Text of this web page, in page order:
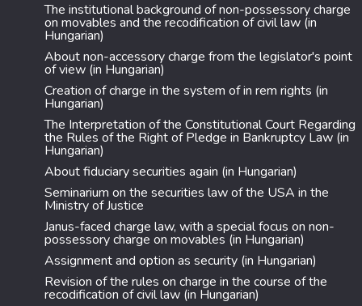
The institutional background of non-possessory charge
on movables and the recodification of civil law (in
Hungarian)
About non-accessory charge from the legislator's point
of view (in Hungarian)
Creation of charge in the system of in rem rights (in
Hungarian)
The Interpretation of the Constitutional Court Regarding
the Rules of the Right of Pledge in Bankruptcy Law (in
Hungarian)
About fiduciary securities again (in Hungarian)
Seminarium on the securities law of the USA in the
Ministry of Justice
Janus-faced charge law, with a special focus on non-
possessory charge on movables (in Hungarian)
Assignment and option as security (in Hungarian)
Revision of the rules on charge in the course of the
recodification of civil law (in Hungarian)